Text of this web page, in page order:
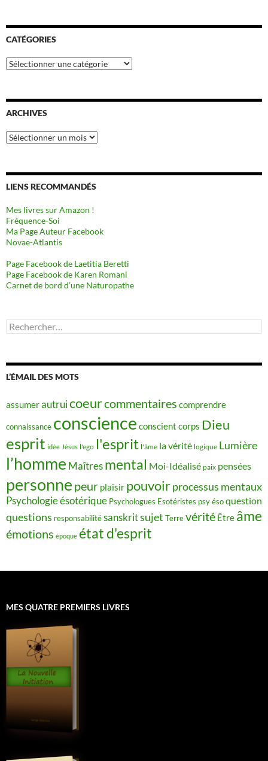
CATÉGORIES
Catégories
ARCHIVES
Archives
LIENS RECOMMANDÉS
Mes livres sur Amazon !
Fréquence-Soi
Ma Page Auteur Facebook
Novae-Atlantis
Page Facebook de Laetitia Beretti
Page Facebook de Karen Romani
Carnet de bord d’une Naturopathe
Rechercher :
L’ÉMAIL DES MOTS
assumerautruicoeurcommentaires comprendre
connaissance conscience conscient corps Dieu
esprit idée Jésus l'ego l'esprit l'âme la vérité logique Lumière
l’homme Maîtres mental Moi-Idéalisé paix pensées
personne peur plaisir pouvoirprocessus mentaux
Psychologie ésotérique Psychologues Esotéristes psy ésoquestion
questions responsabilitésanskritsujet Terrevérité Être âme
émotions époque état d'esprit
MES QUATRE PREMIERS LIVRES